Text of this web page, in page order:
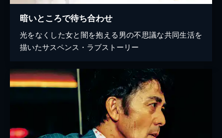
暗いところで待ち合わせ
光をなくした女と闇を抱える男の不思議な共同生活を
描いたサスペンス・ラブストーリー